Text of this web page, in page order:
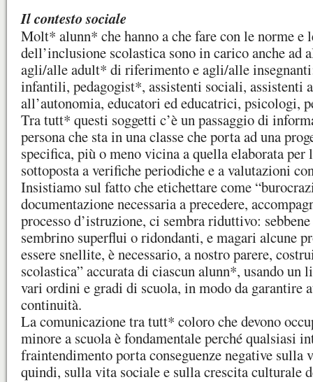
Il contesto sociale
Molt* alunn* che hanno a che fare con le norme e
dell’inclusione scolastica sono in carico anche ad
agli/alle adult* di riferimento e agli/alle
infantili, pedagogist*, assistenti sociali, assistenti
all’autonomia, educatori ed educatrici, psicologi,
Tra tutt* questi soggetti c’è un passaggio di
persona che sta in una classe che porta ad una
specifica, più o meno vicina a quella elaborata per
sottoposta a verifiche periodiche e a valutazioni
Insistiamo sul fatto che etichettare come
documentazione necessaria a precedere,
processo d’istruzione, ci sembra riduttivo:
sembrino superflui o ridondanti, e magari alcune
essere snellite, è necessario, a nostro parere,
scolastica” accurata di ciascun alunn*, usando un
vari ordini e gradi di scuola, in modo da garantire
continuità.
La comunicazione tra tutt* coloro che devono
minore a scuola è fondamentale perché qualsiasi
fraintendimento porta conseguenze negative sulla
quindi, sulla vita sociale e sulla crescita culturale